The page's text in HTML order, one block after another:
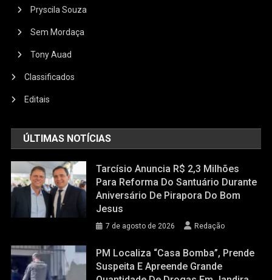
Pryscila Souza
Sem Mordaça
Tony Auad
Classificados
Editais
ÚLTIMAS NOTÍCIAS
Tarcísio Anuncia R$ 2,3 Milhões
Para Reforma Do Santuário Durante
Aniversário De Pirapora Do Bom
Jesus
7 de agosto de 2026 Redação
PM Localiza “casa Bomba”, Prende
Suspeita E Apreende Grande